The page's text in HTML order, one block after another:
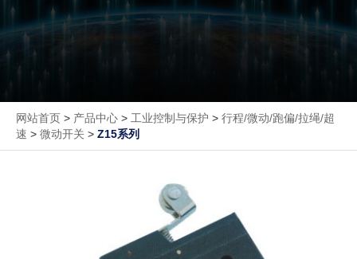
网站首页 > 产品中心 > 工业控制与保护 > 行程/微动/跑偏/拉绳/超
速 > 微动开关 > Z15系列